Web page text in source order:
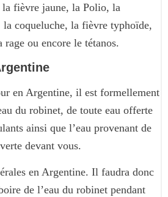
fièvre jaune, la Polio, la
coqueluche, la fièvre typhoïde,
ou encore le tétanos.
en Argentine, il est formellement
du robinet, de toute eau offerte
ainsi que l’eau provenant de
devant vous.
en Argentine. Il faudra donc
de l’eau du robinet pendant